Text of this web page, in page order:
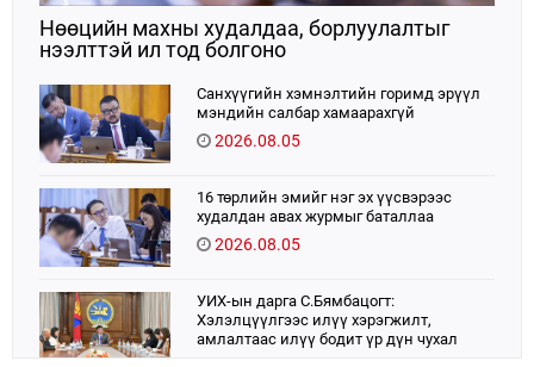
Нөөцийн махны худалдаа, борлуулалтыг
нээлттэй ил тод болгоно
Санхүүгийн хэмнэлтийн горимд эрүүл
мэндийн салбар хамаарахгүй
2026.08.05
16 төрлийн эмийг нэг эх үүсвэрээс
худалдан авах журмыг баталлаа
2026.08.05
УИХ-ын дарга С.Бямбацогт:
Хэлэлцүүлгээс илүү хэрэгжилт,
амлалтаас илүү бодит үр дүн чухал